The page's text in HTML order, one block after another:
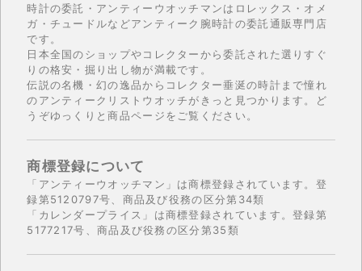
時計の委託・アンティーウオッチマンはロレックス・オメ
ガ・チュードルなどアンティーク腕時計の委託通販専門店
です。
日本全国のショップやコレクターから委託された選りすぐ
りの格安・掘り出し物が満載です。
伝説の名機・幻の逸品からコレクター垂涎の時計まで憧れ
のアンティークリストウオッチがきっと見つかります。ど
うぞゆっくりと商品ページをご覧ください。
商標登録について
「アンティーウオッチマン」は商標登録されています。登
録第5120797号、商品及び役務の区分第34類
「カレンダープライス」は商標登録されています。登録第
5177217号、商品及び役務の区分第35類